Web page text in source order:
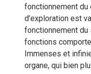
fonctionnement du
d’exploration est
fonctionnement du
fonctions
Immenses et
organe, qui bien